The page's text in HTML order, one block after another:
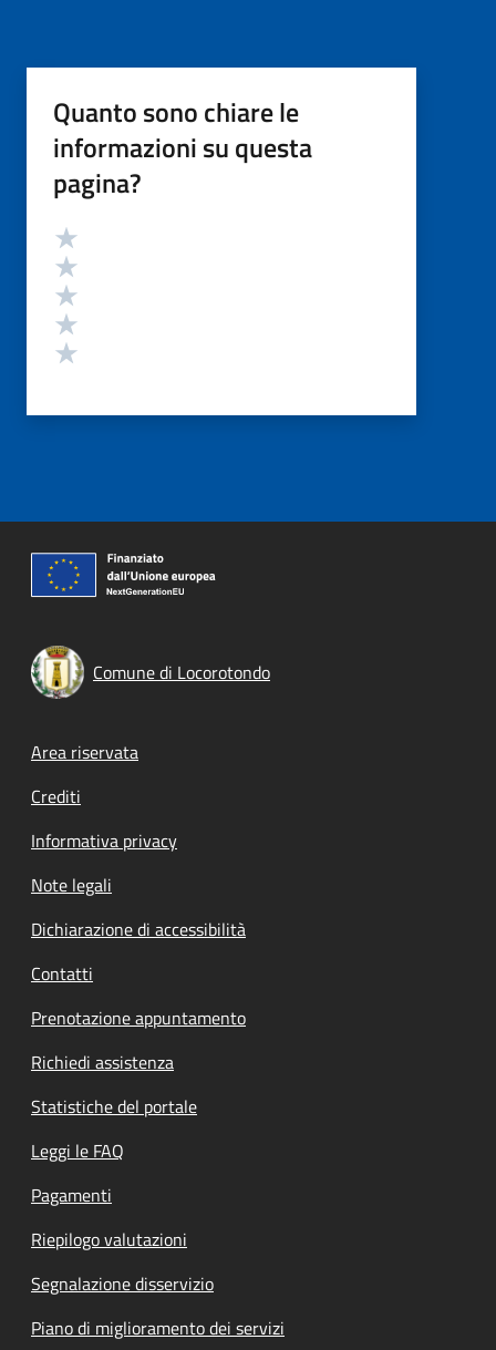
Quanto sono chiare le
informazioni su questa
pagina?
Valutazione
Comune di Locorotondo
Footer menu
Area riservata
Crediti
Informativa privacy
Note legali
Dichiarazione di accessibilità
Contatti
Prenotazione appuntamento
Richiedi assistenza
Statistiche del portale
Leggi le FAQ
Pagamenti
Riepilogo valutazioni
Segnalazione disservizio
Piano di miglioramento dei servizi